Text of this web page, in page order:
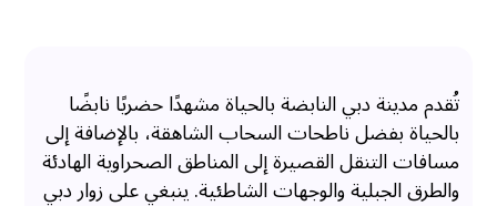
تُقدم مدينة دبي النابضة بالحياة مشهدًا حضريًا نابضًا
بالحياة بفضل ناطحات السحاب الشاهقة، بالإضافة إلى
مسافات التنقل القصيرة إلى المناطق الصحراوية الهادئة
والطرق الجبلية والوجهات الشاطئية. ينبغي على زوار دبي